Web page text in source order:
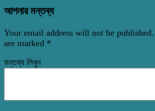
আপনার মন্তব্য
Your email address will not be published.
are marked *
মন্তব্য লিখুন